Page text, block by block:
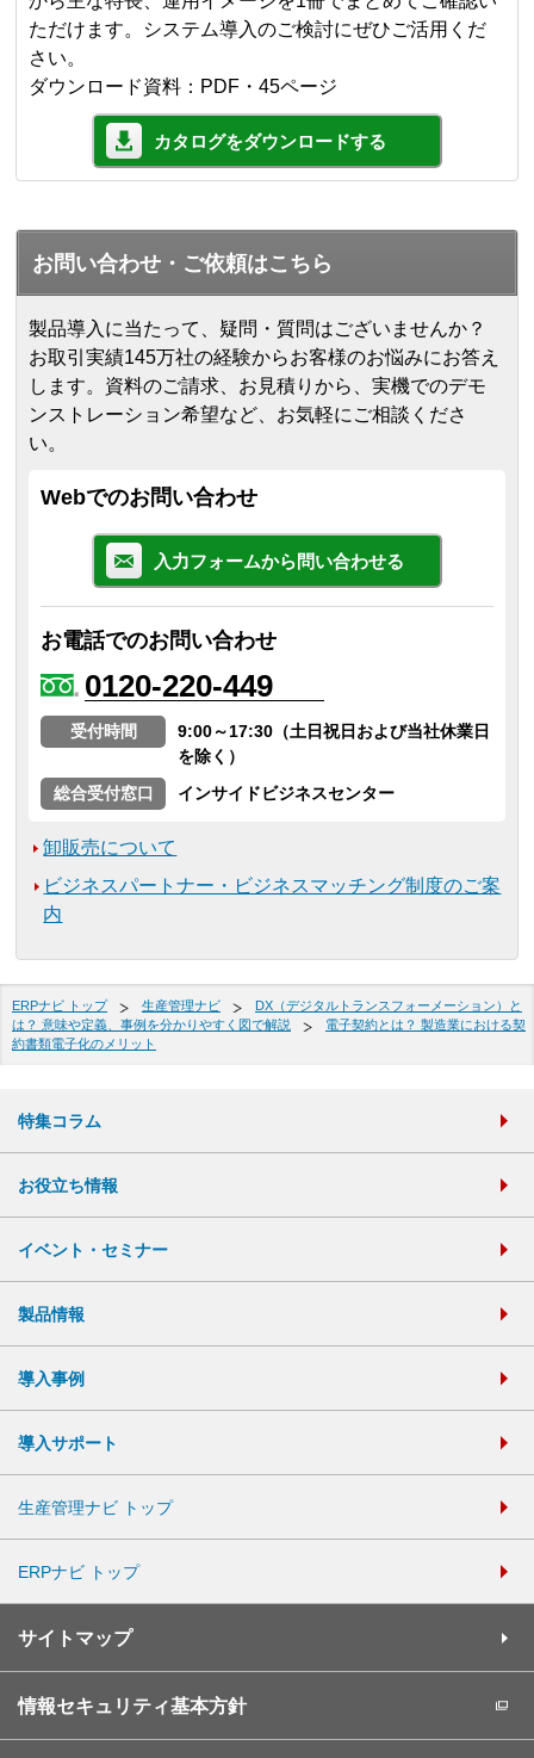
ただけます。システム導入のご検討にぜひご活用くだ
さい。
ダウンロード資料：PDF・45ページ
カタログをダウンロードする
お問い合わせ・ご依頼はこちら
製品導入に当たって、疑問・質問はございませんか？
お取引実績145万社の経験からお客様のお悩みにお答え
します。 資料のご請求、お見積りから、実機でのデモ
ンストレーション希望など、お気軽にご相談くださ
い。
Webでのお問い合わせ
入力フォームから問い合わせる
お電話でのお問い合わせ
0120-220-449
受付時間
9:00～17:30（土日祝日および当社休業日
を除く）
総合受付窓口
インサイドビジネスセンター
卸販売について
ビジネスパートナー・ビジネスマッチング制度のご案
内
ERPナビ トップ 生産管理ナビ
DX（デジタルトランスフォーメーション）と
は？ 意味や定義、事例を分かりやすく図で解説
電子契約とは？ 製造業における契
約書類電子化のメリット
特集コラム
お役立ち情報
イベント・セミナー
製品情報
導入事例
導入サポート
生産管理ナビ トップ
ERPナビ トップ
サイトマップ
情報セキュリティ基本方針